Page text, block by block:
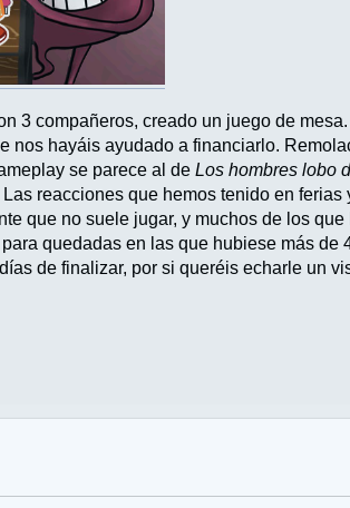
3 compañeros, creado un juego de
nos hayáis ayudado a financiarlo.
se parece al deLos hombres lobo
reacciones que hemos tenido en ferias
que no suele jugar, y muchos de los
quedadas en las que hubiese más de
de finalizar, por si queréis echarle un